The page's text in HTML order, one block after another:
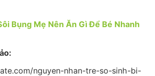
Bụng Mẹ Nên Ăn Gì Để Bé Nhanh
nguyen-nhan-tre-so-sinh-bi-